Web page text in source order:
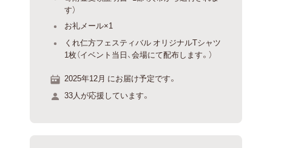
す）
お礼メール×1
くれ仁方フェスティバル オリジナルTシャツ
1枚（イベント当日、会場にて配布します。）
2025年12月 にお届け予定です。
33人が応援しています。